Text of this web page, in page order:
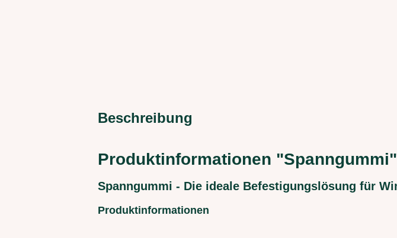
Beschreibung
Produktinformationen "Spanngummi"
Spanngummi - Die ideale Befestigungslösung für
Produktinformationen